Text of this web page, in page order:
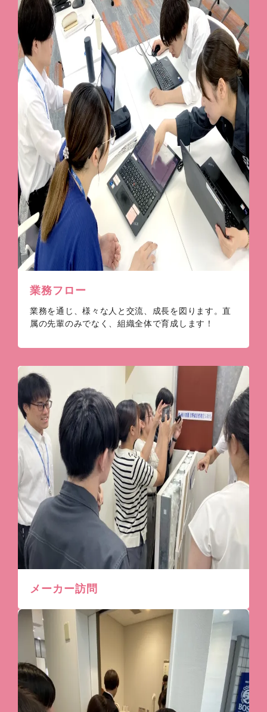
業務フロー
業務を通じ、様々な人と交流、成長を図ります。直
属の先輩のみでなく、組織全体で育成します！
メーカー訪問